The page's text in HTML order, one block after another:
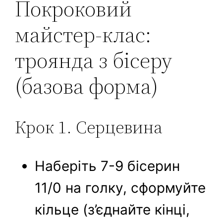
Покроковий
майстер-клас:
троянда з бісеру
(базова форма)
Крок 1. Серцевина
Наберіть 7-9 бісерин
11/0 на голку, сформуйте
кільце (з’єднайте кінці,